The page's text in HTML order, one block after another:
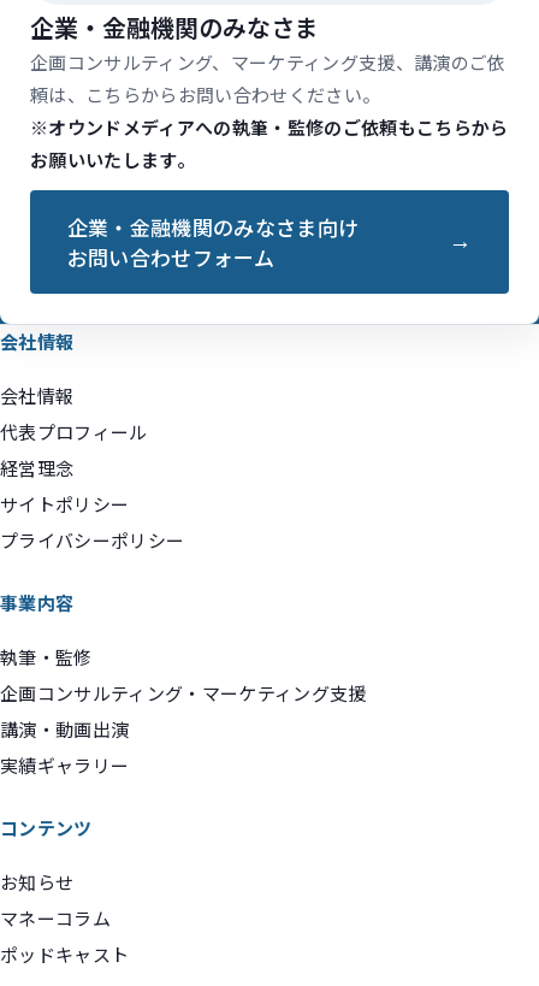
企業・金融機関のみなさま
企画コンサルティング、マーケティング支援、講演のご依
頼は、こちらからお問い合わせください。
※オウンドメディアへの執筆・監修のご依頼もこちらから
お願いいたします。
企業・金融機関のみなさま向け
お問い合わせフォーム
会社情報
会社情報
代表プロフィール
経営理念
サイトポリシー
プライバシーポリシー
事業内容
執筆・監修
企画コンサルティング・マーケティング支援
講演・動画出演
実績ギャラリー
コンテンツ
お知らせ
マネーコラム
ポッドキャスト